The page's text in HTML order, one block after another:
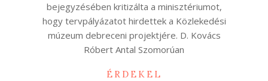
bejegyzésében kritizálta a minisztériumot,
hogy tervpályázatot hirdettek a Közlekedési
múzeum debreceni projektjére. D. Kovács
Róbert Antal Szomorúan
ÉRDEKEL